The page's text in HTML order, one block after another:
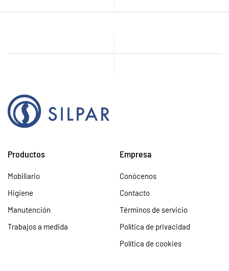
Productos
Mobiliario
Higiene
Manutención
Trabajos a medida
Empresa
Conócenos
Contacto
Términos de servicio
Política de privacidad
Política de cookies